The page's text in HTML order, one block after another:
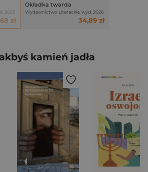
2023
zł
Okładka twarda
Wydawnictwo Literackie, wyd. 2026
34,89 zł
kamień jadła